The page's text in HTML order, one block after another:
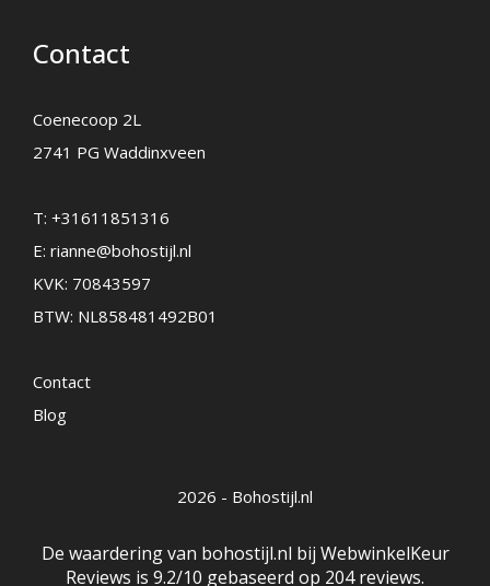
Contact
Coenecoop 2L
2741 PG Waddinxveen
T: +31611851316
E: rianne@bohostijl.nl
KVK: 70843597
BTW: NL858481492B01
Contact
Blog
2026 - Bohostijl.nl
De waardering van bohostijl.nl bij WebwinkelKeur
Reviews is 9.2/10 gebaseerd op 204 reviews.